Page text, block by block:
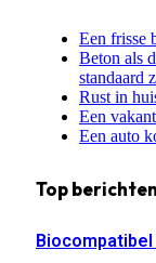
Een frisse
Beton als
standaard
Rust in
Een
Een auto
Top berichten